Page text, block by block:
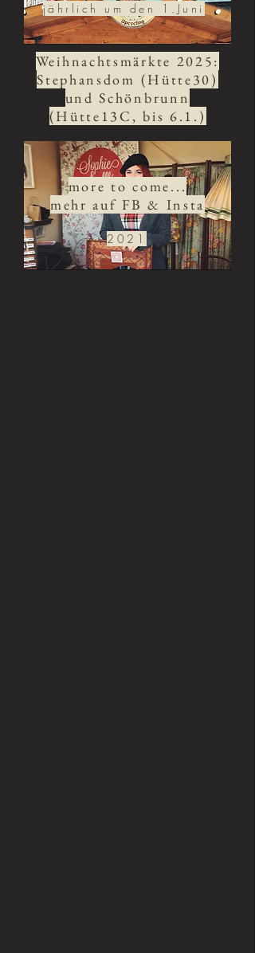
jährlich um den 1.Juni
Weihnachtsmärkte 2025:
Stephansdom (Hütte30)
und Schönbrunn
(Hütte13C, bis 6.1.)
more to come...
mehr auf FB & Insta
2021